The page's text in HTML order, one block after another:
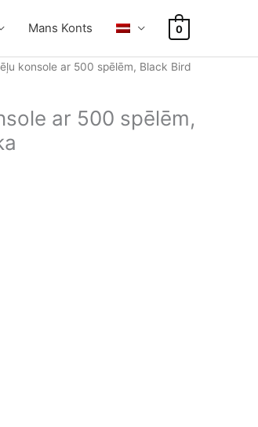
Mans Konts 0
konsole ar 500 spēlēm, Black Bird
ar 500 spēlēm,